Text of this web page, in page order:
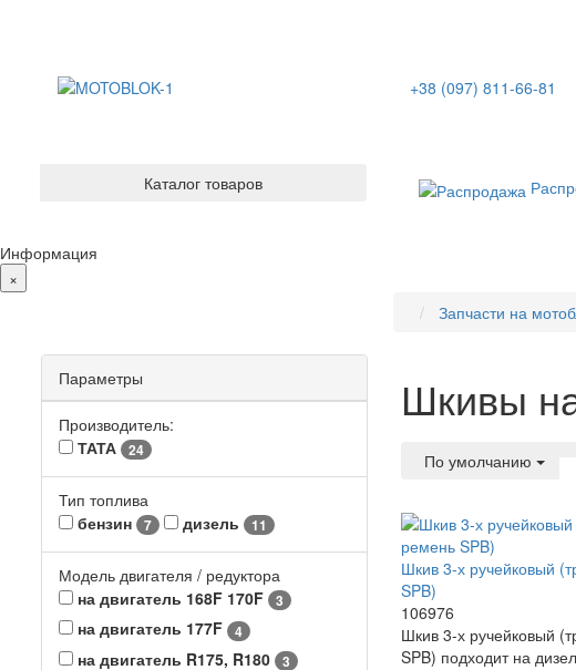
+38 (097) 811-66-81
Каталог товаров
Информация
×
Запчасти на
Параметры
Производитель:
ТАТА
24
Тип топлива
бензин
7 дизель 11
Модель двигателя / редуктора
на двигатель 168F 170F
3
на двигатель 177F 4
на двигатель R175, R180 3
Шкивы
По умолчанию
Шкив 3-х ручейковый
SPB)
106976
Шкив 3-х ручейковый
SPB) подходит на